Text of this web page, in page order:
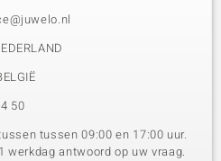
50
tussen 09:00 en 17:00 uur.
werkdag antwoord op uw vraag.